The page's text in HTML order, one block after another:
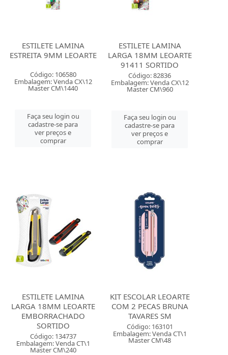
ESTILETE LAMINA
ESTREITA 9MM LEOARTE
Código: 106580
Embalagem: Venda CX\12
Master CM\1440
Faça seu login ou
cadastre-se para
ver preços e
comprar
ESTILETE LAMINA
LARGA 18MM LEOARTE
91411 SORTIDO
Código: 82836
Embalagem: Venda CX\12
Master CM\960
Faça seu login ou
cadastre-se para
ver preços e
comprar
ESTILETE LAMINA
LARGA 18MM LEOARTE
EMBORRACHADO
SORTIDO
Código: 134737
Embalagem: Venda CT\1
Master CM\240
KIT ESCOLAR LEOARTE
COM 2 PECAS BRUNA
TAVARES SM
Código: 163101
Embalagem: Venda CT\1
Master CM\48